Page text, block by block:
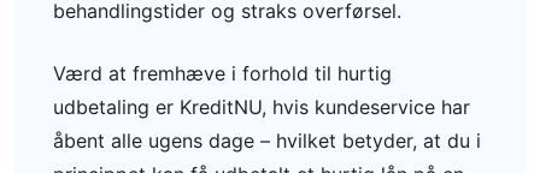
behandlingstider og straks overførsel.
Værd at fremhæve i forhold til hurtig
udbetaling er KreditNU, hvis kundeservice har
åbent alle ugens dage – hvilket betyder, at du i